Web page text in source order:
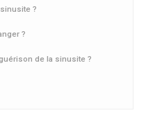
?
?
de la sinusite ?